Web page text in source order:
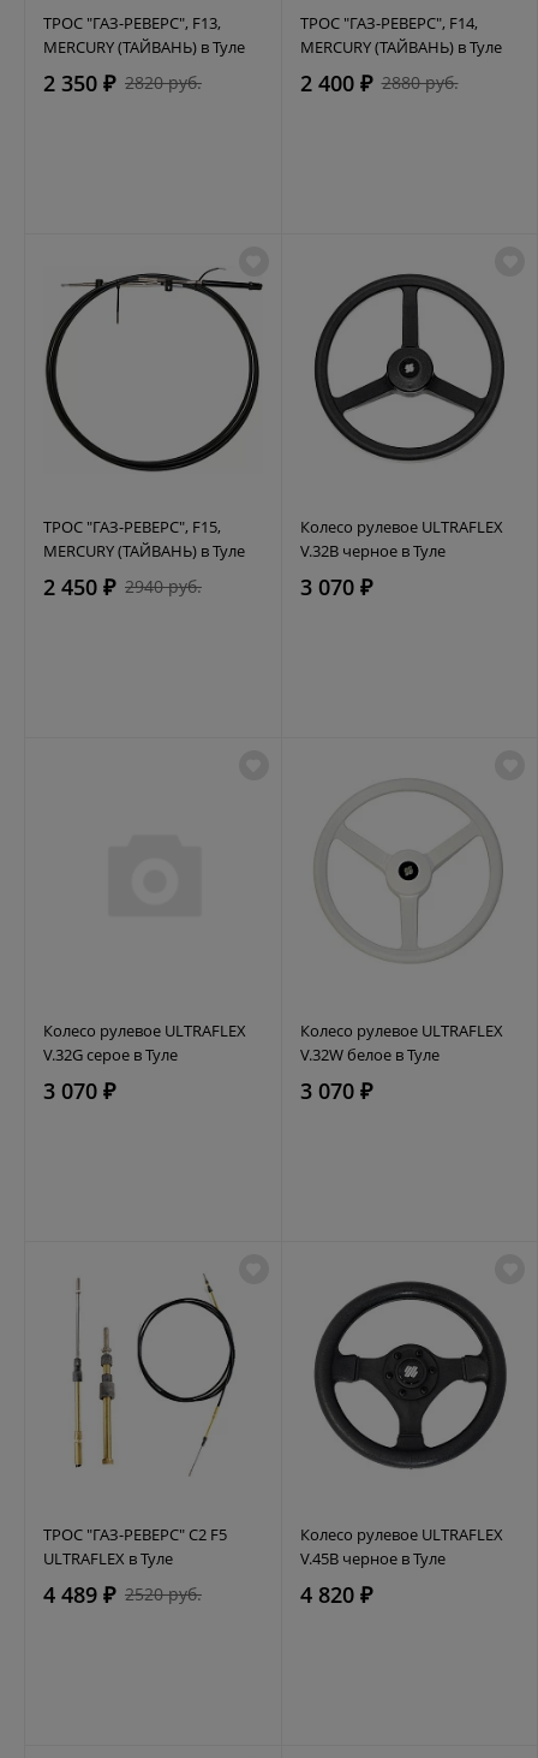
ТРОС "ГАЗ-РЕВЕРС", F13,
MERCURY (ТАЙВАНЬ) в Туле
2 350 ₽ 2820 руб.
ТРОС "ГАЗ-РЕВЕРС", F14,
MERCURY (ТАЙВАНЬ) в Туле
2 400 ₽ 2880 руб.
ТРОС "ГАЗ-РЕВЕРС", F15,
MERCURY (ТАЙВАНЬ) в Туле
2 450 ₽ 2940 руб.
Колесо рулевое ULTRAFLEX
V.32B черное в Туле
3 070 ₽
Колесо рулевое ULTRAFLEX
V.32G серое в Туле
3 070 ₽
Колесо рулевое ULTRAFLEX
V.32W белое в Туле
3 070 ₽
ТРОС "ГАЗ-РЕВЕРС" C2 F5
ULTRAFLEX в Туле
4 489 ₽ 2520 руб.
Колесо рулевое ULTRAFLEX
V.45B черное в Туле
4 820 ₽